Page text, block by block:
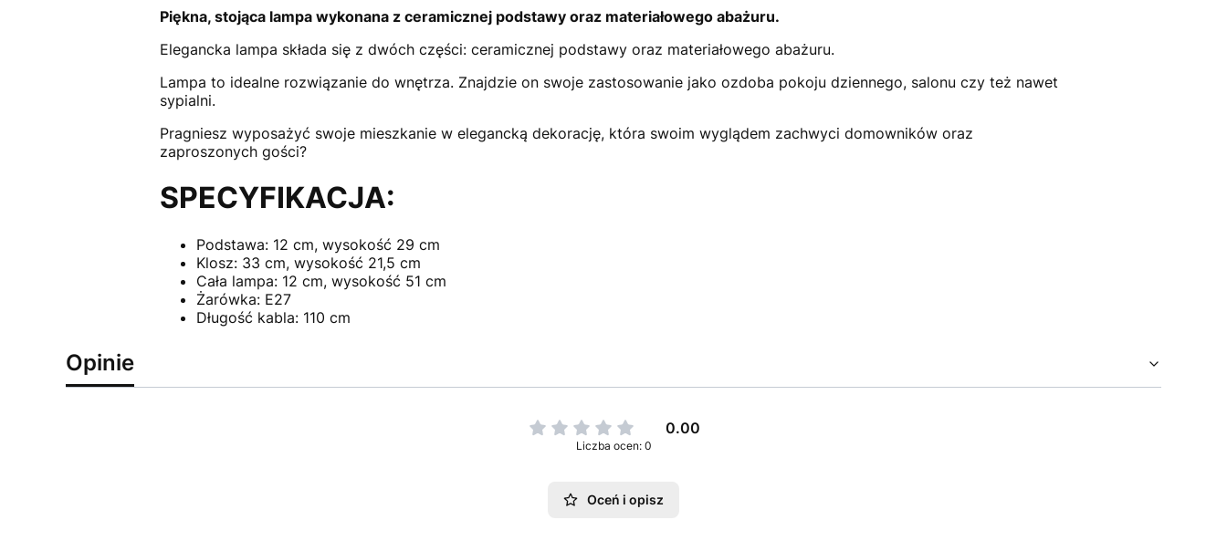
Piękna, stojąca lampa wykonana z ceramicznej podstawy oraz materiałowego abażuru.
Elegancka lampa składa się z dwóch części: ceramicznej podstawy oraz materiałowego abażuru.
Lampa to idealne rozwiązanie do wnętrza. Znajdzie on swoje zastosowanie jako ozdoba pokoju dziennego, salonu czy też nawet
sypialni.
Pragniesz wyposażyć swoje mieszkanie w elegancką dekorację, która swoim wyglądem zachwyci domowników oraz
zaproszonych gości?
SPECYFIKACJA:
Podstawa: 12 cm, wysokość 29 cm
Klosz: 33 cm, wysokość 21,5 cm
Cała lampa: 12 cm, wysokość 51 cm
Żarówka: E27
Długość kabla: 110 cm
Opinie
0.00
Liczba ocen: 0
Oceń i opisz